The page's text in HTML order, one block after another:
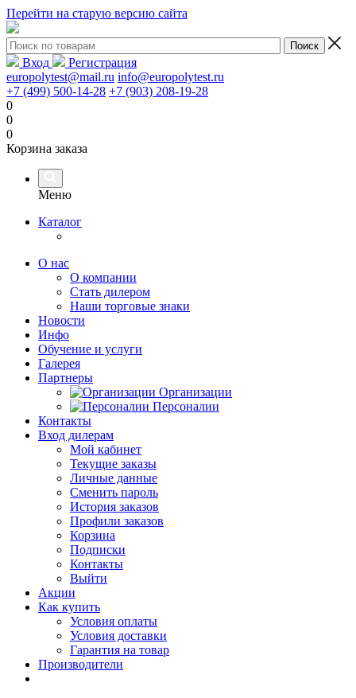
Перейти на старую версию сайта
Вход
Регистрация
europolytest@mail.ru info@europolytest.ru
+7 (499) 500-14-28 +7 (903) 208-19-28
0
0
0
Корзина заказа
Меню
Каталог
О нас
О компании
Стать дилером
Наши торговые знаки
Новости
Инфо
Обучение и услуги
Галерея
Партнеры
Организации
Персоналии
Контакты
Вход дилерам
Мой кабинет
Текущие заказы
Личные данные
Сменить пароль
История заказов
Профили заказов
Корзина
Подписки
Контакты
Выйти
Акции
Как купить
Условия оплаты
Условия доставки
Гарантия на товар
Производители